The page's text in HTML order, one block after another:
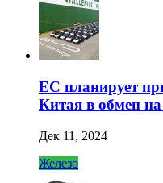
ЕС планирует
Китая в обмен
Дек 11, 2024
Железо